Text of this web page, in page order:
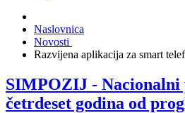
Naslovnica
Novosti
Razvijena aplikacija za smart
SIMPOZIJ -
četrdeset godina od